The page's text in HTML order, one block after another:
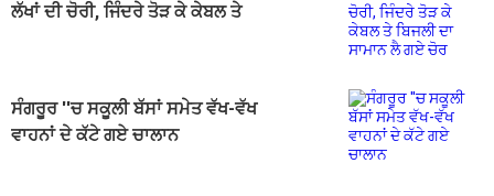
ਲੱਖਾਂ ਦੀ ਚੋਰੀ, ਜਿੰਦਰੇ ਤੋੜ ਕੇ ਕੇਬਲ ਤੇ
ਸੰਗਰੂਰ ''ਚ ਸਕੂਲੀ ਬੱਸਾਂ ਸਮੇਤ ਵੱਖ-ਵੱਖ
ਵਾਹਨਾਂ ਦੇ ਕੱਟੇ ਗਏ ਚਾਲਾਨ